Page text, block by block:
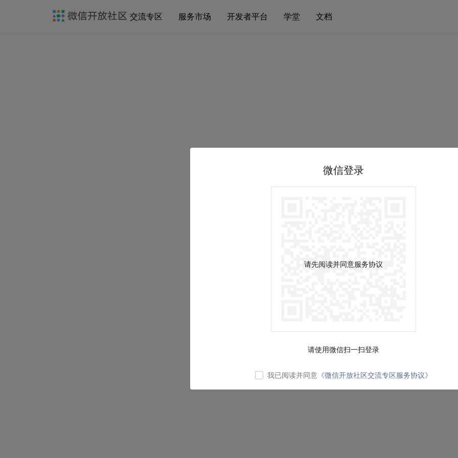
交流专区 服务市场 开发者平台 学堂 文档
微信登录
请先阅读并同意服务协议
请使用微信扫一扫登录
我已阅读并同意 《微信开放社区交流专区服务协议》